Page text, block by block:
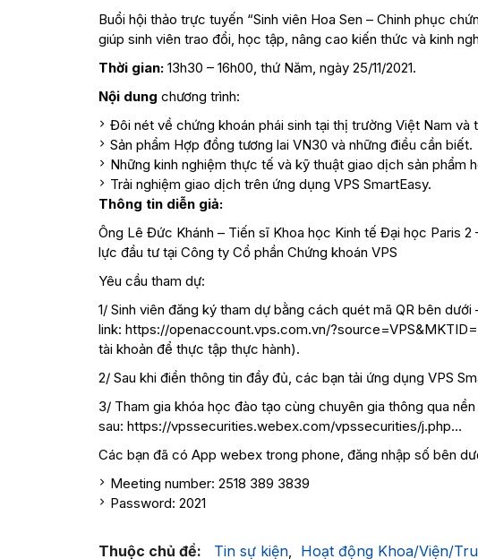
Buổi hội thảo trực tuyến “Sinh viên Hoa Sen – Chinh phục
giúp sinh viên trao đổi, học tập, nâng cao kiến thức và kinh
Thời gian: 13h30 – 16h00, thứ Năm, ngày 25/11/2021.
Nội dung chương trình:
Đôi nét về chứng khoán phái sinh tại thị trường Việt Nam và
Sản phẩm Hợp đồng tương lai VN30 và những điều cần biết.
Những kinh nghiệm thực tế và kỹ thuật giao dịch sản phẩm
Trải nghiệm giao dịch trên ứng dụng VPS SmartEasy.
Thông tin diễn giả:
Ông Lê Đức Khánh – Tiến sĩ Khoa học Kinh tế Đại học Paris
lực đầu tư tại Công ty Cổ phần Chứng khoán VPS
Yêu cầu tham dự:
1/ Sinh viên đăng ký tham dự bằng cách quét mã QR bên
link: https://openaccount.vps.com.vn/
tài khoản để thực tập thực hành).
2/ Sau khi điền thông tin đầy đủ, các bạn tải ứng dụng VPS
3/ Tham gia khóa học đào tạo cùng chuyên gia thông qua
sau: https://vpssecurities.webex.com/vpssecurities/j.php…
Các bạn đã có App webex trong phone, đăng nhập số bên
Meeting number: 2518 389 3839
Password: 2021
Thuộc chủ đề: Tin sự kiện, Hoạt động Khoa/Viện/